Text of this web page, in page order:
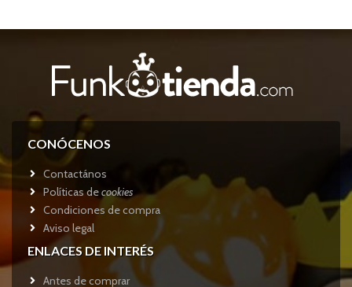
CONÓCENOS
Contactános
Políticas decookies
Condiciones de compra
Aviso legal
ENLACES DE INTERÉS
Antes de comprar